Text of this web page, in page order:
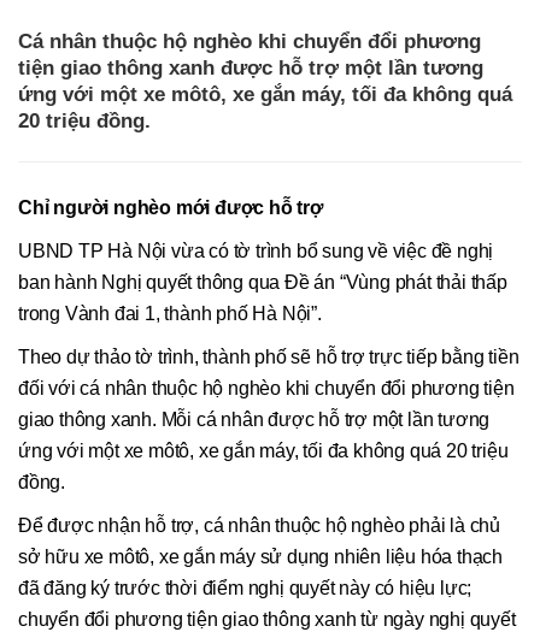
Cá nhân thuộc hộ nghèo khi chuyển đổi phương
tiện giao thông xanh được hỗ trợ một lần tương
ứng với một xe môtô, xe gắn máy, tối đa không quá
20 triệu đồng.
Chỉ người nghèo mới được hỗ trợ
UBND TP Hà Nội vừa có tờ trình bổ sung về việc đề nghị
ban hành Nghị quyết thông qua Đề án “Vùng phát thải thấp
trong Vành đai 1, thành phố Hà Nội”.
Theo dự thảo tờ trình, thành phố sẽ hỗ trợ trực tiếp bằng tiền
đối với cá nhân thuộc hộ nghèo khi chuyển đổi phương tiện
giao thông xanh. Mỗi cá nhân được hỗ trợ một lần tương
ứng với một xe môtô, xe gắn máy, tối đa không quá 20 triệu
đồng.
Để được nhận hỗ trợ, cá nhân thuộc hộ nghèo phải là chủ
sở hữu xe môtô, xe gắn máy sử dụng nhiên liệu hóa thạch
đã đăng ký trước thời điểm nghị quyết này có hiệu lực;
chuyển đổi phương tiện giao thông xanh từ ngày nghị quyết